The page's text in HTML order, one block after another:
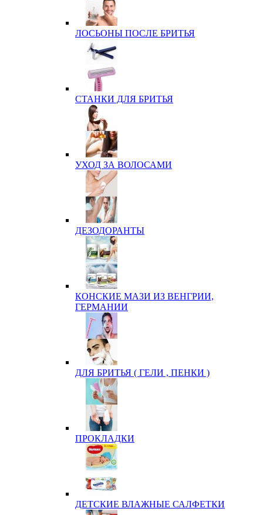
ЛОСЬОНЫ ПОСЛЕ БРИТЬЯ
СТАНКИ ДЛЯ БРИТЬЯ
УХОД ЗА ВОЛОСАМИ
ДЕЗОДОРАНТЫ
КОНСКИЕ МАЗИ ИЗ ВЕНГРИИ,
ГЕРМАНИИ
ДЛЯ БРИТЬЯ ( ГЕЛИ , ПЕНКИ )
ПРОКЛАДКИ
ДЕТСКИЕ ВЛАЖНЫЕ САЛФЕТКИ